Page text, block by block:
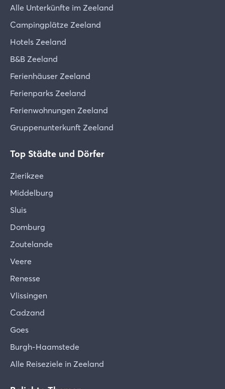
Alle Unterkünfte im Zeeland
Campingplätze Zeeland
Hotels Zeeland
B&B Zeeland
Ferienhäuser Zeeland
Ferienparks Zeeland
Ferienwohnungen Zeeland
Gruppenunterkunft Zeeland
Top Städte und Dörfer
Zierikzee
Middelburg
Sluis
Domburg
Zoutelande
Veere
Renesse
Vlissingen
Cadzand
Goes
Burgh-Haamstede
Alle Reiseziele in Zeeland